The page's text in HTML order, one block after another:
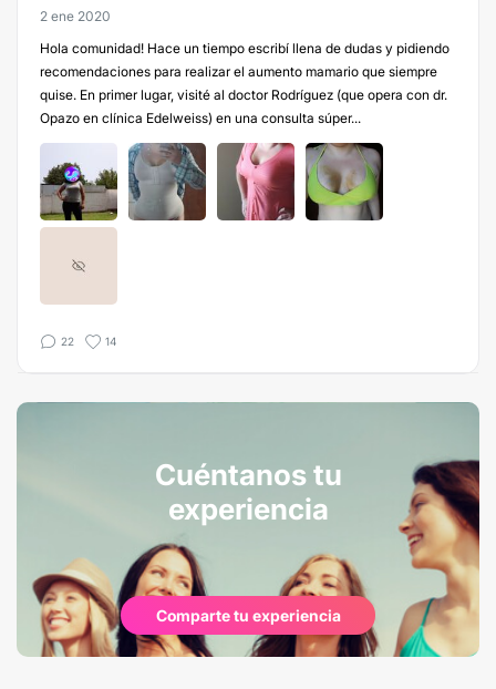
2 ene 2020
Hola comunidad! Hace un tiempo escribí llena de dudas y pidiendo
recomendaciones para realizar el aumento mamario que siempre
quise. En primer lugar, visité al doctor Rodríguez (que opera con dr.
Opazo en clínica Edelweiss) en una consulta súper...
22 14
Cuéntanos tu
experiencia
Comparte tu experiencia